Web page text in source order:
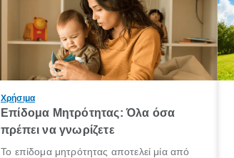
Χρήσιμα
Επίδομα Μητρότητας: Όλα όσα
πρέπει να γνωρίζετε
Το επίδομα μητρότητας αποτελεί μία από